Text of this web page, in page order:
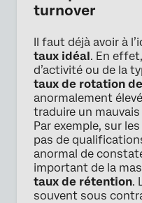
turnover
Il faut déjà avoir à
taux idéal. En
d’activité ou de la
taux de rotation
anormalement
traduire un
Par exemple, sur
pas de
anormal de
important de la
taux de rétention.
souvent sous